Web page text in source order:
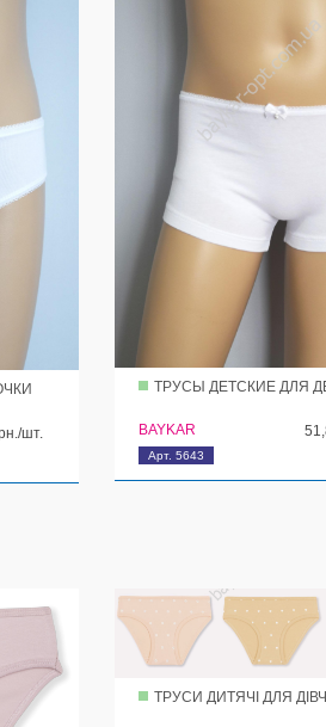
шт.
Арт. 5643
ТРУСЫ ДЕТСКИЕ ДЛЯ
BAYKAR
ТРУСИ ДИТЯЧІ ДЛЯ